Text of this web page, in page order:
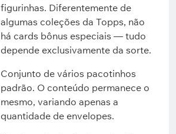
figurinhas. Diferentemente de
algumas coleções da Topps, não
há cards bônus especiais — tudo
depende exclusivamente da sorte.
Conjunto de vários pacotinhos
padrão. O conteúdo permanece o
mesmo, variando apenas a
quantidade de envelopes.